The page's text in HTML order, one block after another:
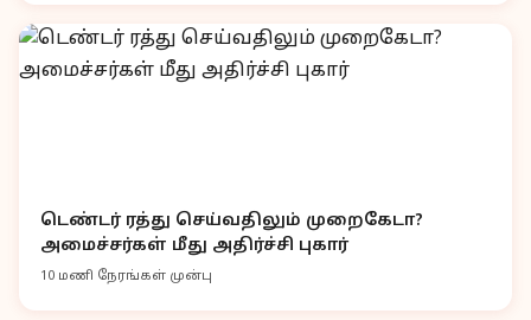
டெண்டர் ரத்து செய்வதிலும் முறைகேடா?
அமைச்சர்கள் மீது அதிர்ச்சி புகார்
10 மணி நேரங்கள் முன்பு